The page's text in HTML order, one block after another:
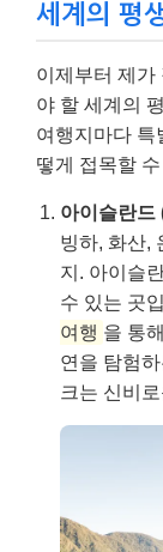
세계의 평
이제부터 제가
야 할 세계의
여행지마다 특
떻게 접목할
아이슬란드
빙하, 화산,
지. 아이슬
수 있는 곳
여행 을 통
연을 탐험
크는 신비